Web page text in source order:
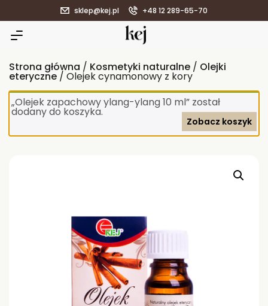
sklep@kej.pl +48 12 289-65-70
Strona główna / Kosmetyki naturalne / Olejki
eteryczne / Olejek cynamonowy z kory
„Olejek zapachowy ylang-ylang 10 ml” został
dodany do koszyka.
Zobacz koszyk